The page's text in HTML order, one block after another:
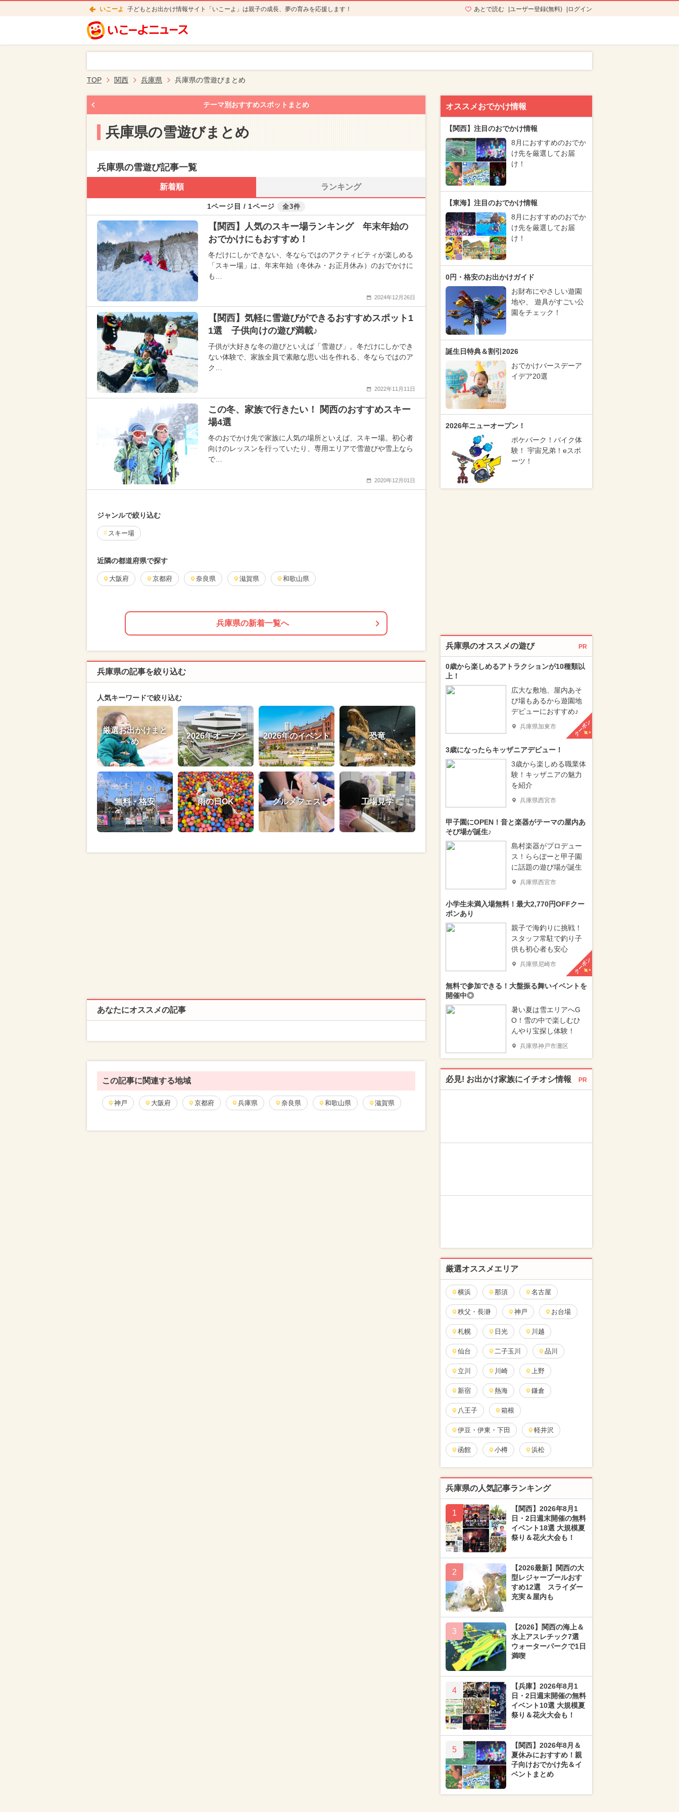
いこーよ 子どもとお出かけ情報サイト「いこーよ」は親子の成長、夢の育みを応援します！ あとで読む ユーザー登録(無料) ログイン
TOP 関西 兵庫県 兵庫県の雪遊びまとめ
テーマ別おすすめスポットまとめ
兵庫県の雪遊びまとめ
兵庫県の雪遊び記事一覧
新着順 ランキング
1ページ目 / 1ページ 全3件
【関西】人気のスキー場ランキング 年末年始の
おでかけにもおすすめ！
冬だけにしかできない、冬ならではのアクティビティが楽しめる
「スキー場」は、年末年始（冬休み・お正月休み）のおでかけに
も…
2024年12月26日
【関西】気軽に雪遊びができるおすすめスポット1
1選 子供向けの遊び満載♪
子供が大好きな冬の遊びといえば「雪遊び」。冬だけにしかでき
ない体験で、家族全員で素敵な思い出を作れる、冬ならではのア
ク…
2022年11月11日
この冬、家族で行きたい！ 関西のおすすめスキー
場4選
冬のおでかけ先で家族に人気の場所といえば、スキー場。初心者
向けのレッスンを行っていたり、専用エリアで雪遊びや雪上なら
で…
2020年12月01日
ジャンルで絞り込む
スキー場
近隣の都道府県で探す
大阪府 京都府 奈良県 滋賀県 和歌山県
兵庫県の新着一覧へ
兵庫県の記事を絞り込む
人気キーワードで絞り込む
厳選お出かけまと
め
2026年オープン 2026年のイベント 恐竜
無料・格安 雨の日OK グルメフェス 工場見学
あなたにオススメの記事
この記事に関連する地域
神戸 大阪府 京都府 兵庫県 奈良県 和歌山県 滋賀県
オススメおでかけ情報
【関西】注目のおでかけ情報
8月におすすめのおでか
け先を厳選してお届
け！
【東海】注目のおでかけ情報
8月におすすめのおでか
け先を厳選してお届
け！
0円・格安のお出かけガイド
お財布にやさしい遊園
地や、 遊具がすごい公
園をチェック！
誕生日特典＆割引2026
おでかけバースデーア
イデア20選
2026年ニューオープン！
ポケパーク！バイク体
験！ 宇宙兄弟！eスポ
ーツ！
兵庫県のオススメの遊び PR
0歳から楽しめるアトラクションが10種類以
上！
広大な敷地、屋内あそ
び場もあるから遊園地
デビューにおすすめ♪
兵庫県加東市 クーポン
3歳になったらキッザニアデビュー！
3歳から楽しめる職業体
験！キッザニアの魅力
を紹介
兵庫県西宮市
甲子園にOPEN！音と楽器がテーマの屋内あ
そび場が誕生♪
島村楽器がプロデュー
ス！ららぽーと甲子園
に話題の遊び場が誕生
兵庫県西宮市
小学生未満入場無料！最大2,770円OFFクー
ポンあり
親子で海釣りに挑戦！
スタッフ常駐で釣り子
供も初心者も安心
兵庫県尼崎市 クーポン
無料で参加できる！大盤振る舞いイベントを
開催中◎
暑い夏は雪エリアへG
O！雪の中で楽しむひ
んやり宝探し体験！
兵庫県神戸市灘区
必見! お出かけ家族にイチオシ情報 PR
厳選オススメエリア
横浜 那須 名古屋
秩父・長瀞 神戸 お台場
札幌 日光 川越
仙台 二子玉川 品川
立川 川崎 上野
新宿 熱海 鎌倉
八王子 箱根
伊豆・伊東・下田 軽井沢
函館 小樽 浜松
兵庫県の人気記事ランキング
1
【関西】2026年8月1
日・2日週末開催の無料
イベント18選 大規模夏
祭り＆花火大会も！
2
【2026最新】関西の大
型レジャープールおす
すめ12選 スライダー
充実＆屋内も
3
【2026】関西の海上＆
水上アスレチック7選
ウォーターパークで1日
満喫
4
【兵庫】2026年8月1
日・2日週末開催の無料
イベント10選 大規模夏
祭り＆花火大会も！
5
【関西】2026年8月＆
夏休みにおすすめ！親
子向けおでかけ先＆イ
ベントまとめ